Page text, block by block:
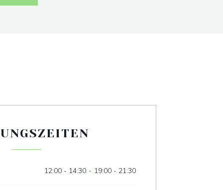
12:00 - 14:30 • 19:00 - 21:30